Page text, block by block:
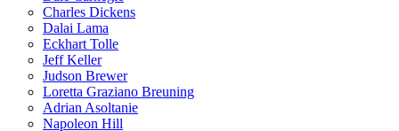
Charles Dickens
Dalai Lama
Eckhart Tolle
Jeff Keller
Judson Brewer
Loretta Graziano Breuning
Adrian Asoltanie
Napoleon Hill